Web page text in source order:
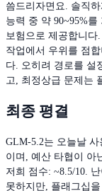
씀드리자면요. 솔직
능력 중 약 90~95%
보험으로 제공합니다
작업에서 우위를 점
다. 오히려 경로를 설
고, 최정상급 문제는
최종 평결
GLM-5.2는 오늘날
이며, 예산 타협이 아
저희 점수: ~8.5/10.
못하지만, 플래그십